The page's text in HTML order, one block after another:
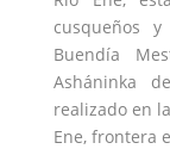
cusqueños
Buendía
Asháninka
realizado en
Ene, frontera